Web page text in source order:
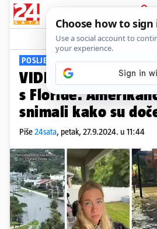
PRIJAVA
Viral
POSLJEDICE NEVREMENA
VIDEO TikTok
s Floride.
snimali kako su
Piše24sata, petak, 27.9.2024. u 11:44